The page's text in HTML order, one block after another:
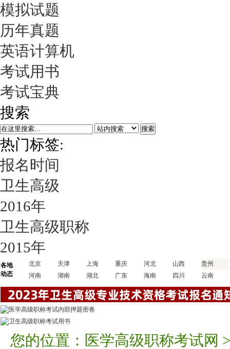
模拟试题
历年真题
英语计算机
考试用书
考试宝典
搜索
搜索
热门标签:
报名时间
卫生高级
2016年
卫生高级职称
2015年
各地
动态
北京 天津 上海 重庆 河北 山西
贵州
河南
湖南 湖北 广东 海南 四川 云南
您的位置： 医学高级职称考试网